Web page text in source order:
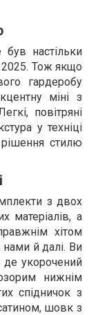
настільки
2025. Тож якщо
гардеробу
міні з
повітряні
у техніці
стилю
з двох
матеріалів, а
хітом
нами й далі. Ви
де укорочений
нижнім
спідничок з
шовк з